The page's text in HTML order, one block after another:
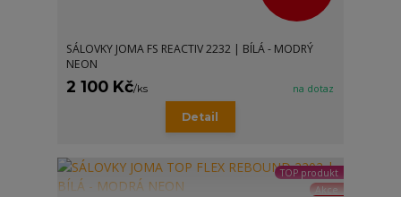
SÁLOVKY JOMA FS REACTIV 2232 | BÍLÁ - MODRÝ
NEON
2 100 Kč/ks na dotaz
Detail
TOP produkt
Akce